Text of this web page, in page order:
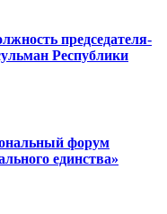
председателя-
Республики
форум
единства»